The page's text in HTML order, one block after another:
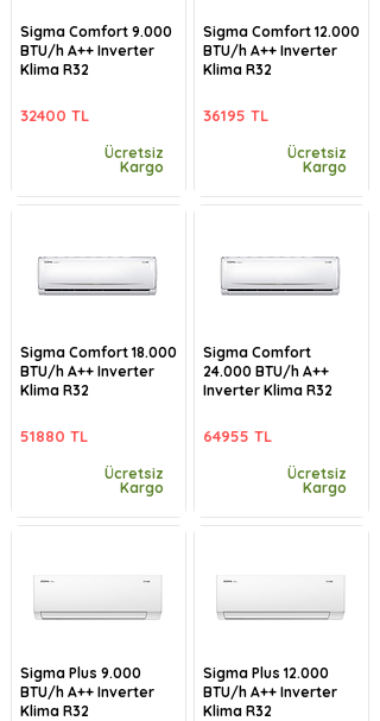
Sigma Comfort 9.000
BTU/h A++ Inverter
Klima R32
32400 TL
Ücretsiz
Kargo
Sigma Comfort 18.000
BTU/h A++ Inverter
Klima R32
51880 TL
Ücretsiz
Kargo
Sigma Plus 9.000
BTU/h A++ Inverter
Klima R32
Sigma Comfort 12.000
BTU/h A++ Inverter
Klima R32
36195 TL
Ücretsiz
Kargo
Sigma Comfort
24.000 BTU/h A++
Inverter Klima R32
64955 TL
Ücretsiz
Kargo
Sigma Plus 12.000
BTU/h A++ Inverter
Klima R32